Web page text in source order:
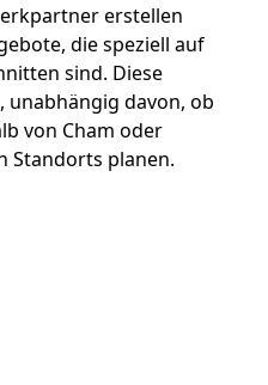
erstellen
die speziell auf
sind. Diese
unabhängig davon, ob
von Cham oder
Standorts planen.